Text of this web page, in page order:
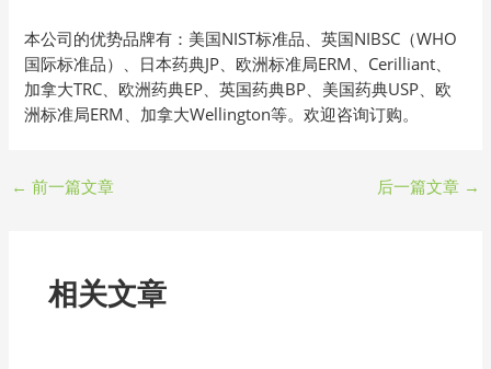
本公司的优势品牌有：美国NIST标准品、英国NIBSC（WHO
国际标准品）、日本药典JP、欧洲标准局ERM、Cerilliant、
加拿大TRC、欧洲药典EP、英国药典BP、美国药典USP、欧
洲标准局ERM、加拿大Wellington等。欢迎咨询订购。
← 前一篇文章 后一篇文章 →
相关文章